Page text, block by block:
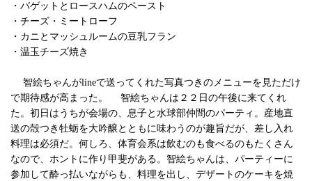
・バゲットとロースハムのペースト
・チーズ・ミートローフ
・カニとマッシュルームの豆乳フラン
・温玉チーズ焼き
智絵ちゃんがlineで送ってくれた写真つきのメニューを見ただけ
で期待感が高まった。 智絵ちゃんは２２日の午後に来てくれ
た。初日はうちが会場の、息子と水球部仲間のパーティ。産地直
送の殻つき牡蛎を大吟醸とともに味わうのが趣旨だが、差し入れ
料理は必須だ。何しろ、体育会系は飲むのも食べるのもたくさん
なので、ホントに作り甲斐がある。智絵ちゃんは、パーティーに
参加して酔っ払いながらも、料理を出し、デザートのケーキを焼